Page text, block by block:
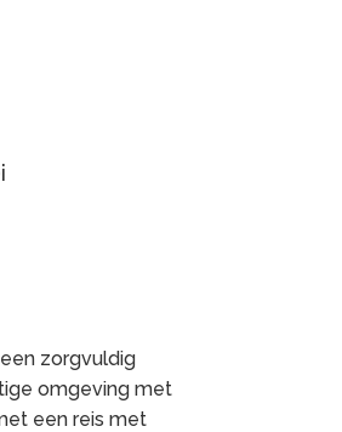
zorgvuldig
omgeving met
een reis met